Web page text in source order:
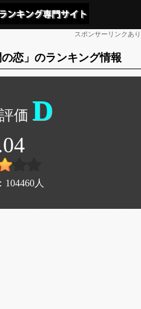
スポンサーリンクあり
恋」のランキング情報
D
104460 人